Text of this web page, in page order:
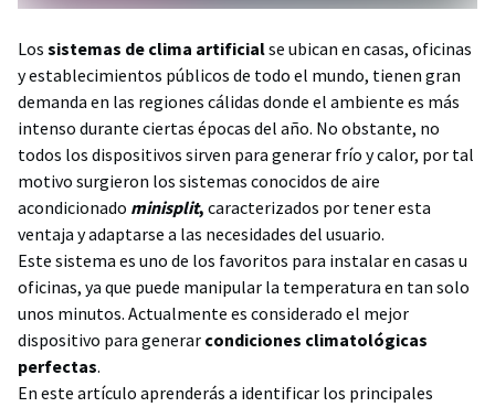
Los sistemas de clima artificialse ubican en casas, oficinas
y establecimientos públicos de todo el mundo, tienen gran
demanda en las regiones cálidas donde el ambiente es más
intenso durante ciertas épocas del año. No obstante, no
todos los dispositivos sirven para generar frío y calor, por tal
motivo surgieron los sistemas conocidos de aire
acondicionado minisplit, caracterizados por tener esta
ventaja y adaptarse a las necesidades del usuario.
Este sistema es uno de los favoritos para instalar en casas u
oficinas, ya que puede manipular la temperatura en tan solo
unos minutos. Actualmente es considerado el mejor
dispositivo para generar condiciones climatológicas
perfectas.
En este artículo aprenderás a identificar los principales